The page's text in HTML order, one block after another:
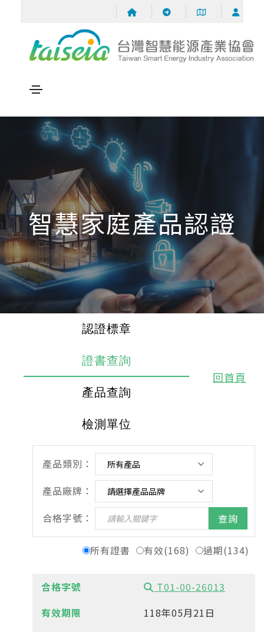
智慧家庭產品認證
認證標章
證書查詢
產品查詢
檢測單位
回首頁
產品類別：
產品廠牌：
合格字號：
查詢
所有證書 有效(168) 過期(134)
T01-00-26013
118年05月21日